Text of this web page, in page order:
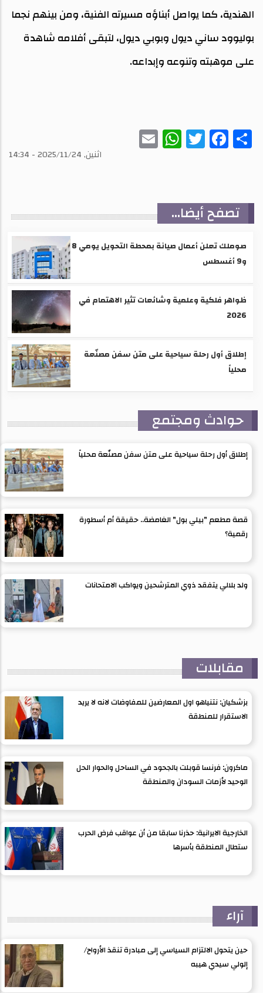
الهندية، كما يواصل أبناؤه مسيرته الفنية، ومن بينهم نجما
بوليوود ساني ديول وبوبي ديول، لتبقى أفلامه شاهدة
على موهبته وتنوعه وإبداعه.
Share
Facebook
Twitter
WhatsAppاثنين, 2025/11/24 - 14:34
تصفح أيضا...
صوملك تعلن أعمال صيانة بمحطة التحويل يومي 8
و9 أغسطس
ظواهر فلكية وعلمية وشائعات تثير الاهتمام في
2026
إطلاق أول رحلة سياحية على متن سفن مصنّعة
محلياً
حوادث ومجتمع
إطلاق أول رحلة سياحية على متن سفن مصنّعة محلياً
قصة مطعم "بيلي بول" الغامضة.. حقيقة أم أسطورة
رقمية؟
ولد بلالي يتفقد ذوي المترشحين ويواكب الامتحانات
مقابلات
بزشكيان: نتنياهو اول المعارضين للمفاوضات لانه لا يريد
الاستقرار للمنطقة
ماكرون: فرنسا قوبلت بالجحود في الساحل والحوار الحل
الوحيد لأزمات السودان والمنطقة
الخارجية الايرانية: حذرنا سابقا من أن عواقب فرض الحرب
ستطال المنطقة بأسرها
آراء
حين يتحول الالتزام السياسي إلى مبادرة تنقذ الأرواح/
إلولي سيدي هيبه